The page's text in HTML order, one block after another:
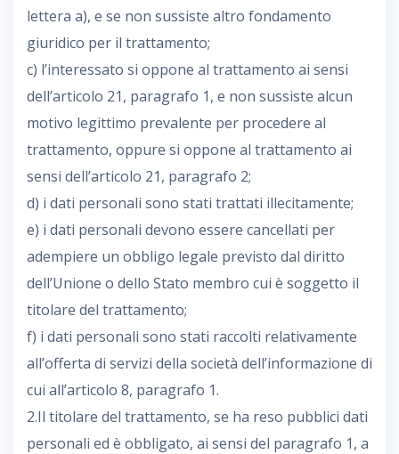
lettera a), e se non sussiste altro fondamento
giuridico per il trattamento;
c) l’interessato si oppone al trattamento ai sensi
dell’articolo 21, paragrafo 1, e non sussiste alcun
motivo legittimo prevalente per procedere al
trattamento, oppure si oppone al trattamento ai
sensi dell’articolo 21, paragrafo 2;
d) i dati personali sono stati trattati illecitamente;
e) i dati personali devono essere cancellati per
adempiere un obbligo legale previsto dal diritto
dell’Unione o dello Stato membro cui è soggetto il
titolare del trattamento;
f) i dati personali sono stati raccolti relativamente
all’offerta di servizi della società dell’informazione di
cui all’articolo 8, paragrafo 1.
2.Il titolare del trattamento, se ha reso pubblici dati
personali ed è obbligato, ai sensi del paragrafo 1, a